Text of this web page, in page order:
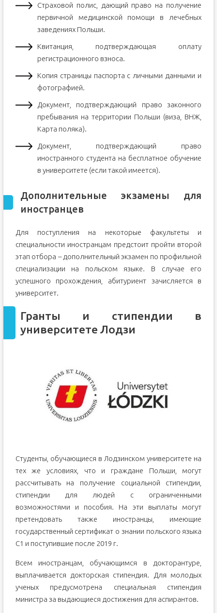
Страховой полис, дающий право на получение
первичной медицинской помощи в лечебных
заведениях Польши.
Квитанция, подтверждающая оплату
регистрационного взноса.
Копия страницы паспорта с личными данными и
фотографией.
Документ, подтверждающий право законного
пребывания на территории Польши (виза, ВНЖ,
Карта поляка).
Документ, подтверждающий право
иностранного студента на бесплатное обучение
в университете (если такой имеется).
Дополнительные экзамены для
иностранцев
Для поступления на некоторые факультеты и
специальности иностранцам предстоит пройти второй
этап отбора – дополнительный экзамен по профильной
специализации на польском языке. В случае его
успешного прохождения, абитуриент зачисляется в
университет.
Гранты и стипендии в
университете Лодзи
Студенты, обучающиеся в Лодзинском университете на
тех же условиях, что и граждане Польши, могут
рассчитывать на получение социальной стипендии,
стипендии для людей с ограниченными
возможностями и пособия. На эти выплаты могут
претендовать также иностранцы, имеющие
государственный сертификат о знании польского языка
C1 и поступившие после 2019 г.
Всем иностранцам, обучающимся в докторантуре,
выплачивается докторская стипендия. Для молодых
ученых предусмотрена специальная стипендия
министра за выдающиеся достижения для аспирантов.